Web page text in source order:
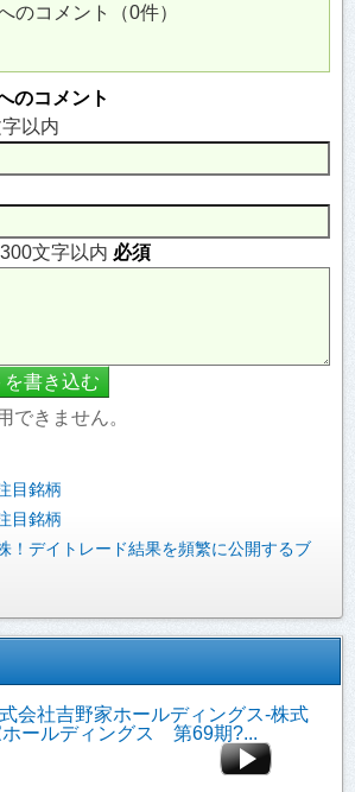
のコメント（0件）
のコメント
以内
文字以内 必須
できません。
目銘柄
目銘柄
！デイトレード結果を頻繁に公開するブ